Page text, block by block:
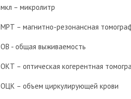
мкл – микролитр
МРТ – магнитно-резонансная
ОВ - общая выживаемость
ОКТ – оптическая когерентная
ОЦК – объем циркулирующей крови